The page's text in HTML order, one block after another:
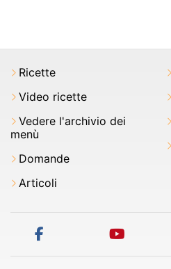
Ricette
Video ricette
Vedere l'archivio dei
menù
Domande
Articoli
facebook youtube